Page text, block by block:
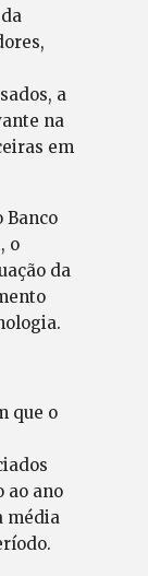
a
na
em
Banco
o
da
que o
ao ano
média